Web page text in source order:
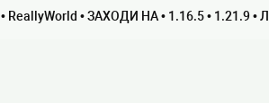
• ReallyWorld • ЗАХОДИ НА • 1.16.5 • 1.21.9